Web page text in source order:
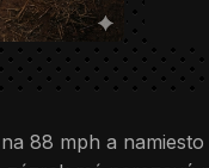
88 mph a